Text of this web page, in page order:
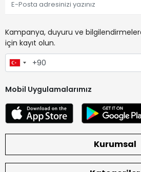
Kampanya, duyuru ve
için kayıt olun.
Mobil Uygulamalarımız
Kurumsal